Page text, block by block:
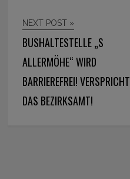
NEXT POST »
BUSHALTESTELLE „S
ALLERMÖHE“ WIRD
BARRIEREFREI! VERSPRICHT
DAS BEZIRKSAMT!